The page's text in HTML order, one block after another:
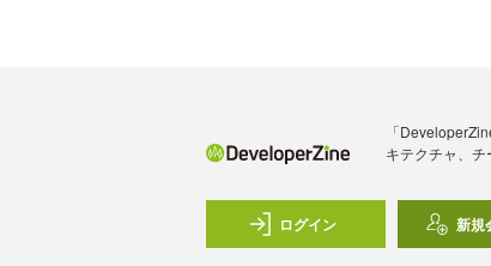
「
キテクチャ、
ログイン 新規